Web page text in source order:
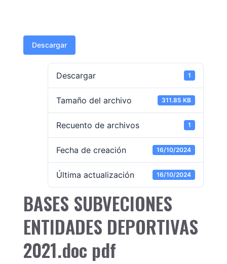
Descargar
Descargar 1
Tamaño del archivo 311.85 KB
Recuento de archivos 1
Fecha de creación 16/10/2024
Última actualización 16/10/2024
BASES SUBVECIONES
ENTIDADES DEPORTIVAS
2021.doc pdf